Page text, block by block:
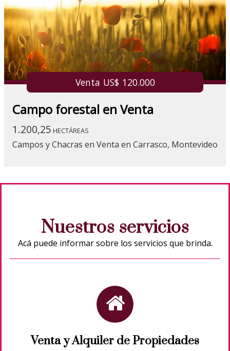
Venta US$ 120.000
Campo forestal en Venta
1.200,25 HECTÁREAS
Campos y Chacras en Venta en Carrasco, Montevideo
Nuestros servicios
Acá puede informar sobre los servicios que brinda.
Venta y Alquiler de Propiedades